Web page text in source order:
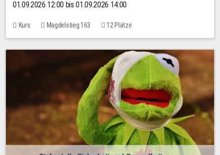
01.09.2026 12:00 bis 01.09.2026 14:00
Kurs Magdelstieg 163 12 Plätze